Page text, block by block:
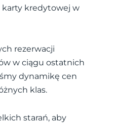
karty kredytowej w
rezerwacji
w ciągu ostatnich
dynamikę cen
klas.
starań, aby